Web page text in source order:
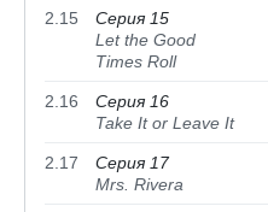
2.15
Серия 15
Let the Good
Times Roll
2.16
Серия 16
Take It or Leave It
2.17
Серия 17
Mrs. Rivera